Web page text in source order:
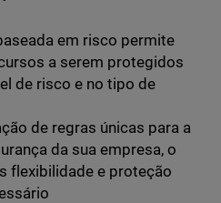
em risco permite
a serem protegidos
de risco e no tipo de
de regras únicas para a
da sua empresa, o
flexibilidade e proteção